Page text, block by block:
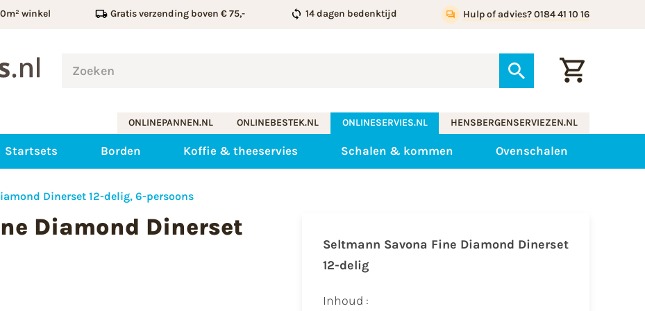
winkel Gratis verzending boven € 75,- 14 dagen bedenktijd Hulp of advies? 0184 41 10 16
ONLINEPANNEN.NL ONLINEBESTEK.NL ONLINESERVIES.NL HENSBERGENSERVIEZEN.NL
Startsets Borden Koffie & theeservies Schalen & kommen Ovenschalen
Dinerset 12-delig, 6-persoons
Diamond Dinerset
Seltmann Savona Fine Diamond Dinerset
12-delig
Inhoud :